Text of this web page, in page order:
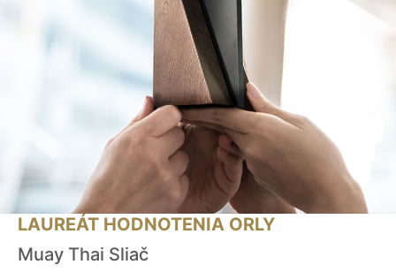
LAUREÁT HODNOTENIA ORLY
Muay Thai Sliač